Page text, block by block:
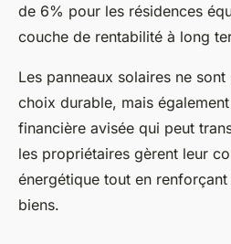
de 6% pour les résidences
couche de rentabilité à long
Les panneaux solaires ne
choix durable, mais
financière avisée qui peut
les propriétaires gèrent leur
énergétique tout en
biens.